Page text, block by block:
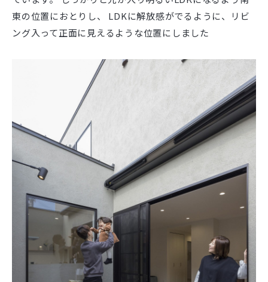
東の位置におとりし、 LDKに解放感がでるように、リビ
ング入って正面に見えるような位置にしました